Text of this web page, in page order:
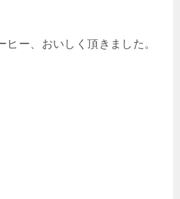
ヒー、おいしく頂きました。